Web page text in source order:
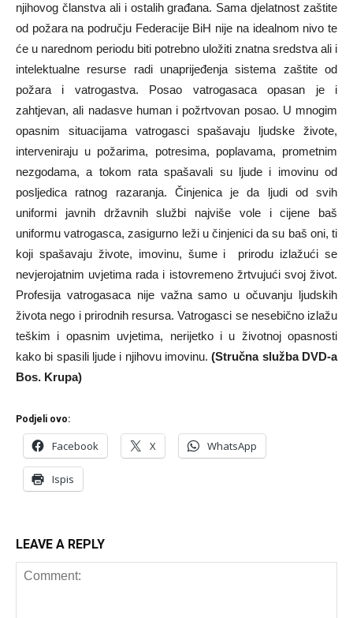
njihovog članstva ali i ostalih građana. Sama djelatnost zaštite
od požara na području Federacije BiH nije na idealnom nivo te
će u narednom periodu biti potrebno uložiti znatna sredstva ali i
intelektualne resurse radi unaprijeđenja sistema zaštite od
požara i vatrogastva. Posao vatrogasaca opasan je i
zahtjevan, ali nadasve human i požrtvovan posao. U mnogim
opasnim situacijama vatrogasci spašavaju ljudske živote,
interveniraju u požarima, potresima, poplavama, prometnim
nezgodama, a tokom rata spašavali su ljude i imovinu od
posljedica ratnog razaranja. Činjenica je da ljudi od svih
uniformi javnih državnih službi najviše vole i cijene baš
uniformu vatrogasca, zasigurno leži u činjenici da su baš oni, ti
koji spašavaju živote, imovinu, šume i prirodu izlažući se
nevjerojatnim uvjetima rada i istovremeno žrtvujući svoj život.
Profesija vatrogasaca nije važna samo u očuvanju ljudskih
života nego i prirodnih resursa. Vatrogasci se nesebično izlažu
teškim i opasnim uvjetima, nerijetko i u životnoj opasnosti
kako bi spasili ljude i njihovu imovinu.(Stručna služba DVD-a
Bos. Krupa)
Podjeli ovo:
Facebook X WhatsApp
Ispis
LEAVE A REPLY